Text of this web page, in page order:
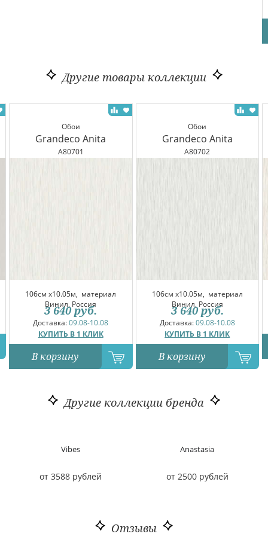
Другие товары коллекции
Обои
Grandeco Anita
A80701
106см x10.05м, материал
Винил, Россия
Доставка:09.08-10.08
КУПИТЬ В 1 КЛИК
3 640 руб.
В корзину
Обои
Grandeco Anita
A80702
106см x10.05м, материал
Винил, Россия
Доставка:09.08-10.08
КУПИТЬ В 1 КЛИК
3 640 руб.
В корзину
Другие коллекции бренда
Vibes
от 3588 рублей
Anastasia
от 2500 рублей
Отзывы